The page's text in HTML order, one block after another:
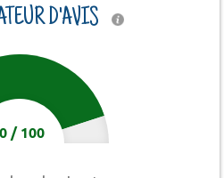
D'AVIS
/100